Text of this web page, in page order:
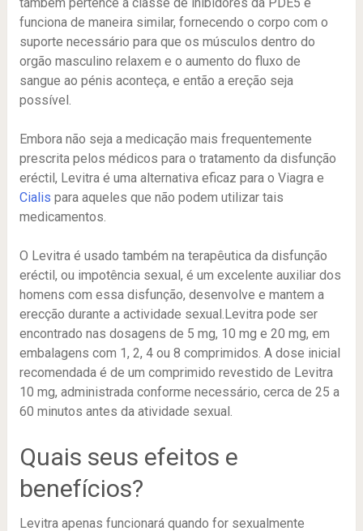
funciona de maneira similar, fornecendo o corpo com o
suporte necessário para que os músculos dentro do
orgão masculino relaxem e o aumento do fluxo de
sangue ao pénis aconteça, e então a ereção seja
possível.
Embora não seja a medicação mais frequentemente
prescrita pelos médicos para o tratamento da disfunção
eréctil, Levitra é uma alternativa eficaz para o Viagra e
Cialis para aqueles que não podem utilizar tais
medicamentos.
O Levitra é usado também na terapêutica da disfunção
eréctil, ou impotência sexual, é um excelente auxiliar dos
homens com essa disfunção, desenvolve e mantem a
erecção durante a actividade sexual.Levitra pode ser
encontrado nas dosagens de 5 mg, 10 mg e 20 mg, em
embalagens com 1, 2, 4 ou 8 comprimidos. A dose inicial
recomendada é de um comprimido revestido de Levitra
10 mg, administrada conforme necessário, cerca de 25 a
60 minutos antes da atividade sexual.
Quais seus efeitos e
benefícios?
Levitra apenas funcionará quando for sexualmente